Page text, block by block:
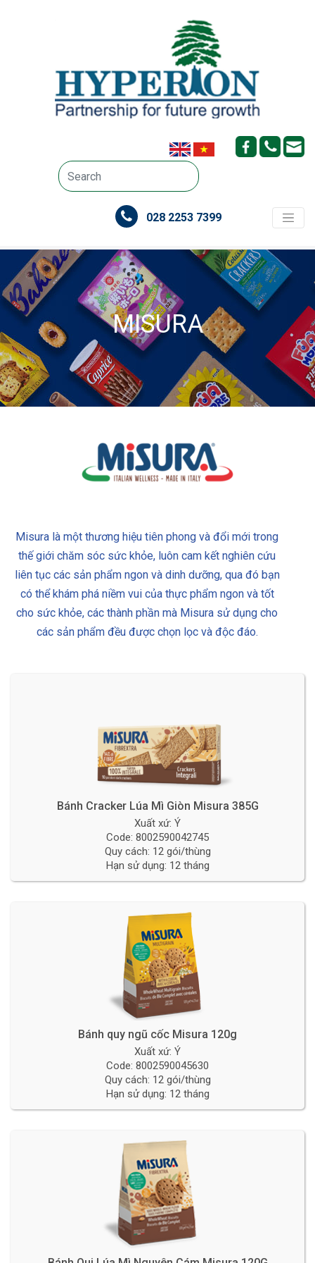
028 2253 7399
MISURA
Misura là một thương hiệu tiên phong và đổi mới trong
thế giới chăm sóc sức khỏe, luôn cam kết nghiên cứu
liên tục các sản phẩm ngon và dinh dưỡng, qua đó bạn
có thể khám phá niềm vui của thực phẩm ngon và tốt
cho sức khỏe, các thành phần mà Misura sử dụng cho
các sản phẩm đều được chọn lọc và độc đáo.
Bánh Cracker Lúa Mì Giòn Misura 385G
Xuất xứ: Ý
Code: 8002590042745
Quy cách: 12 gói/thùng
Hạn sử dụng: 12 tháng
Bánh quy ngũ cốc Misura 120g
Xuất xứ: Ý
Code: 8002590045630
Quy cách: 12 gói/thùng
Hạn sử dụng: 12 tháng